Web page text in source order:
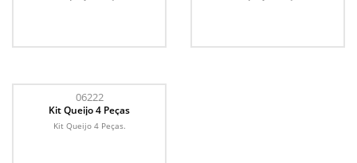
06222
Kit Queijo 4 Peças
Kit Queijo 4 Peças.